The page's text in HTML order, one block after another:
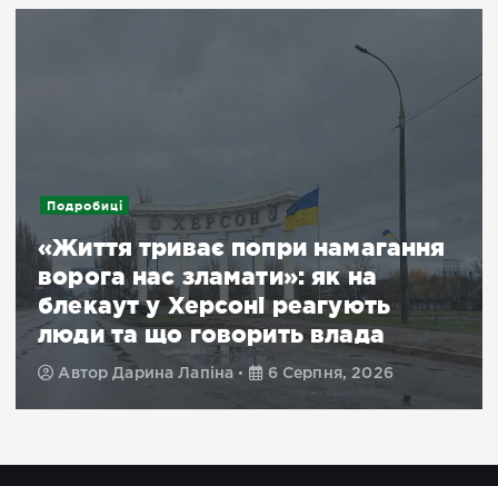
Подробиці
«Життя триває попри намагання
ворога нас зламати»: як на
блекаут у Херсоні реагують
люди та що говорить влада
АвторДарина Лапіна 6 Серпня, 2026